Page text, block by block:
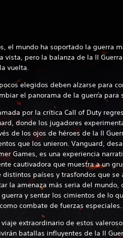
el mundo ha soportado la guerra
vista, pero la balanza de la II
vuelta.
elegidos deben alzarse para
el panorama de la guerra para
por la crítica Call of Duty
donde los jugadores
de los ojos de héroes de la II
que los unieron. Vanguard,
Games, es una experiencia
cautivadora que muestra a un
distintos países y trasfondos que se
la amenaza más seria del mundo,
y sentar los cimientos de lo
combate de fuerzas especiales.
extraordinario de estos
batallas influyentes de la II